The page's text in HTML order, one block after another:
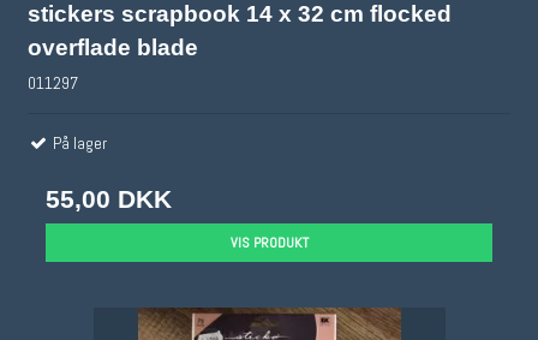
stickers scrapbook 14 x 32 cm flocked
overflade blade
011297
På lager
55,00 DKK
VIS PRODUKT